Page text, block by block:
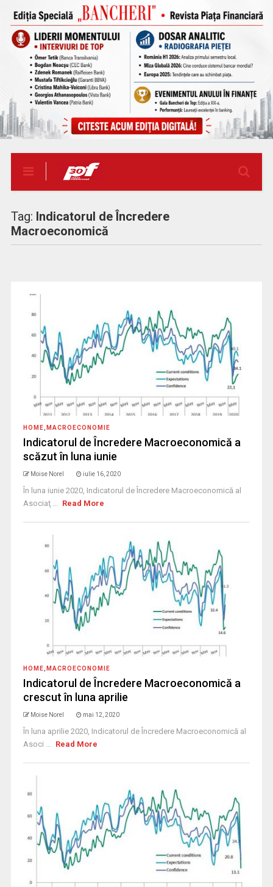
Tag: Indicatorul de Încredere
Macroeconomică
HOME MACROECONOMIE
Indicatorul de Încredere Macroeconomică a
scăzut în luna iunie
Moise Norel iulie 16, 2020
În luna iunie 2020, Indicatorul de Încredere Macroeconomică al
Asociaţ ... Read More
HOME MACROECONOMIE
Indicatorul de Încredere Macroeconomică a
crescut în luna aprilie
Moise Norel mai 12, 2020
În luna aprilie 2020, Indicatorul de Încredere Macroeconomică al
Asoci ... Read More